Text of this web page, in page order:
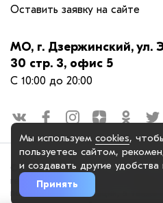
Оставить заявку на сайте
МО, г. Дзержинский, ул.
30 стр. 3, офис 5
С 10:00 до 20:00
© 2025. OOO "РЕСЕЛАП ГРУПП",
reseiiup.ru использует куки-
помочь вам в навигации, а также
Мы используем cookies,
пользуетесь сайтом,
и создавать другие удобства
Принять